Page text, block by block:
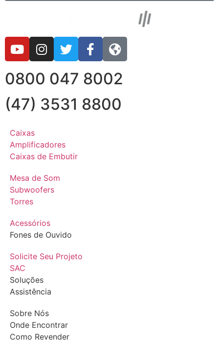
0800 047 8002
(47) 3531 8800
Caixas
Amplificadores
Caixas de Embutir
Mesa de Som
Subwoofers
Torres
Acessórios
Fones de Ouvido
Solicite Seu Projeto
SAC
Soluções
Assistência
Sobre Nós
Onde Encontrar
Como Revender